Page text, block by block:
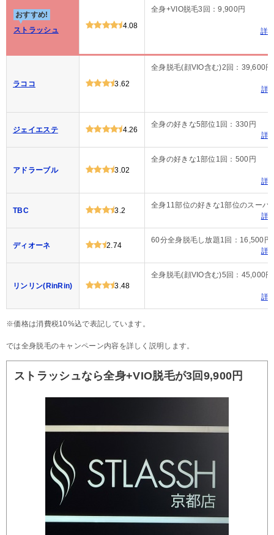
おすすめ!
ストラッシュ
4.08
全身+VIO脱毛3回：9,900円
詳
ラココ 3.62
全身脱毛(顔VIO含む)2回：39,600円
詳
ジェイエステ 4.26
全身の好きな5部位1回：330円
詳
アドラーブル 3.02
全身の好きな1部位1回：500円
詳
TBC 3.2
全身11部位の好きな1部位のスーパ
詳
ディオーネ 2.74
60分全身脱毛し放題1回：16,500円
詳
リンリン(RinRin) 3.48
全身脱毛(顔VIO含む)5回：45,000円
詳
※価格は消費税10%込で表記しています。
では全身脱毛のキャンペーン内容を詳しく説明します。
ストラッシュなら全身+VIO脱毛が3回9,900円